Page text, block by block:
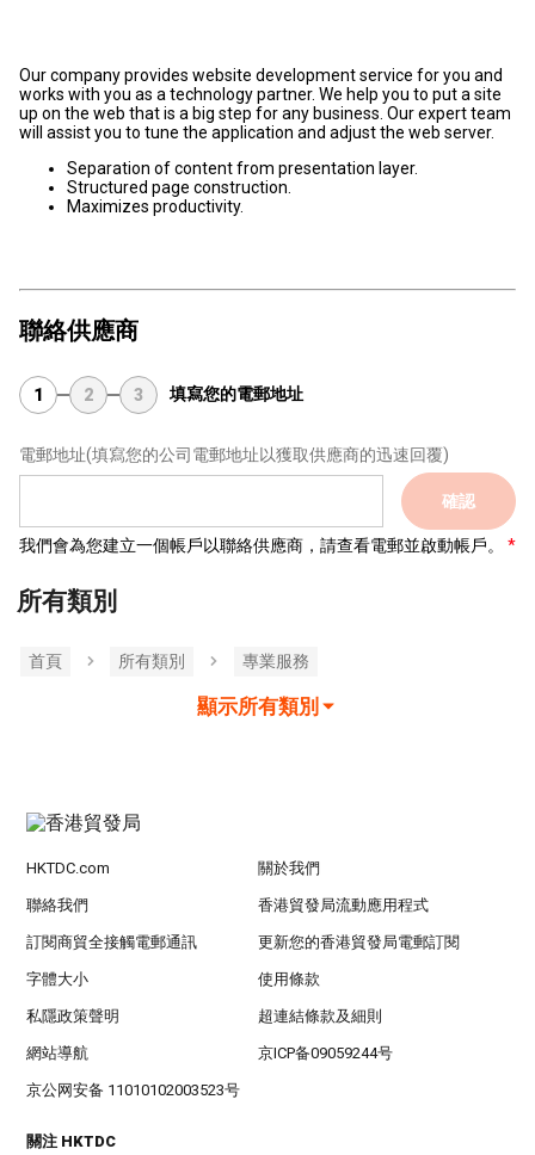
Our company provides website development service for you and
works with you as a technology partner. We help you to put a site
up on the web that is a big step for any business. Our expert team
will assist you to tune the application and adjust the web server.
Separation of content from presentation layer.
Structured page construction.
Maximizes productivity.
聯絡供應商
1 2 3 填寫您的電郵地址
電郵地址(填寫您的公司電郵地址以獲取供應商的迅速回覆)
確認
我們會為您建立一個帳戶以聯絡供應商，請查看電郵並啟動帳戶。
所有類別
首頁 所有類別 專業服務
顯示所有類別
HKTDC.com 關於我們
聯絡我們 香港貿發局流動應用程式
訂閱商貿全接觸電郵通訊 更新您的香港貿發局電郵訂閱
字體大小 使用條款
私隱政策聲明 超連結條款及細則
網站導航 京ICP备09059244号
京公网安备 11010102003523号
關注 HKTDC